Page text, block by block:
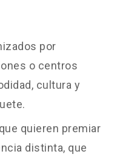
por
o centros
cultura y
quieren premiar
distinta, que